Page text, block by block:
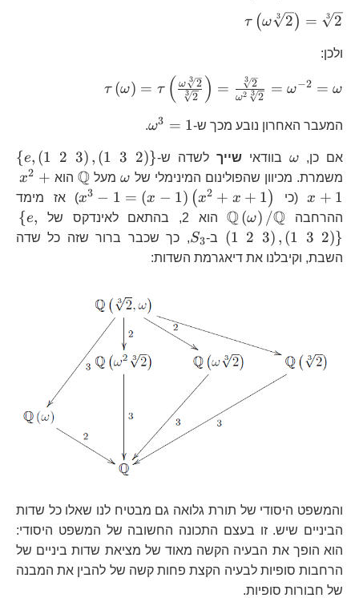
\tau\left(\omega\sqrt[3]
τ (ω 3 2) = 3 2
ולכן:
τ (ω) = τ ( 3 2
ω 3 2 ) =
ω2 3 2
3 2 = ω−2 = ω
המעבר האחרון נובע מכך ש-
\omega^{3}=1
ω3 = 1
.
אם כן, \omega ω בוודאישייך לשדה ש- {e, (1 2 3) , (1 3 2)}
משמרת. מכיוון שהפולינום המינימלי של
\omega
ω מעלQ הוא x2 +
x + 1 (כי
x^{3}-
x3 − 1 = (x − 1) (x2 + x + 1)
) אז מימד
ההרחבה
Q(ω) /Q הוא 2, בהתאם לאינדקס של
2\
{e,
(1 2 3) , (1 3 2)} ב-S_{3}
S3
, כך שכבר ברור שזה כל שדה
השבת, וקיבלנו את דיאגרמת השדות:
והמשפט היסודי של תורת גלואה גם מבטיח לנו שאלו כל שדות
הביניים שיש. זו בעצם התכונה החשובה של המשפט היסודי:
הוא הופך את הבעיה הקשה מאוד של מציאת שדות ביניים של
הרחבות סופיות לבעיה הקצת פחות קשה של להבין את המבנה
של חבורות סופיות.